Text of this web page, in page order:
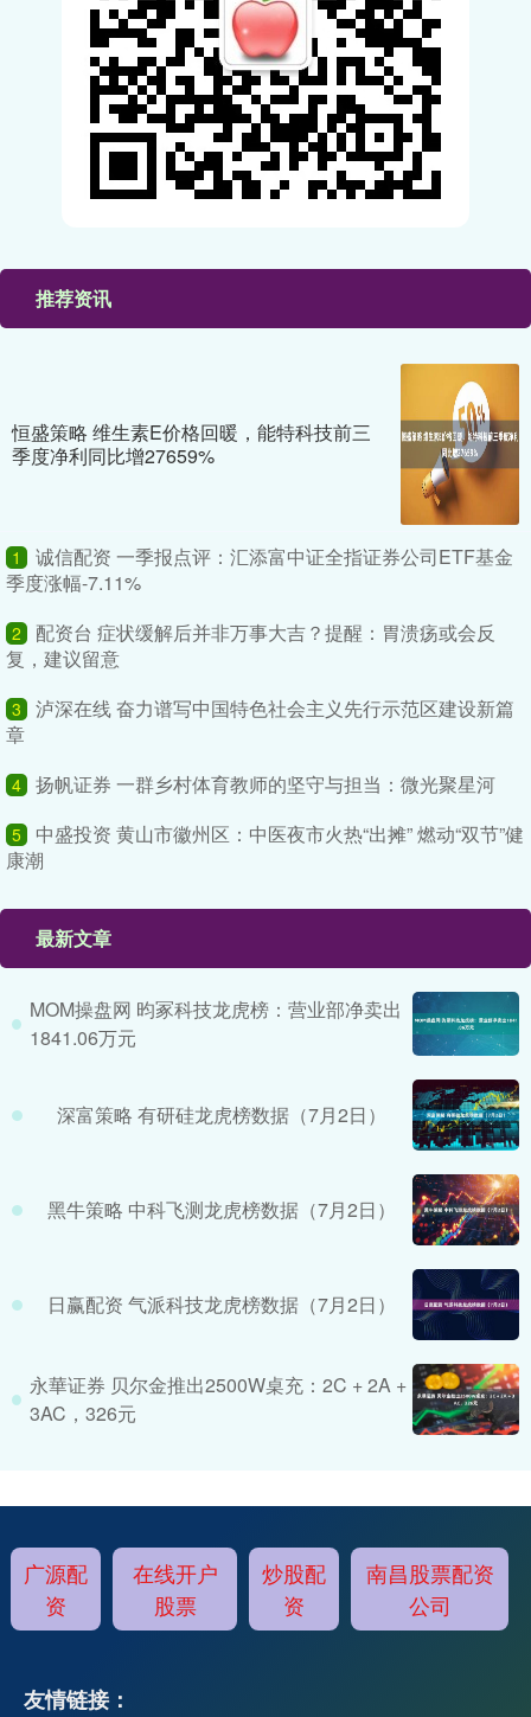
推荐资讯
恒盛策略 维生素E价格回暖，能特科技前三
季度净利同比增27659%
1
诚信配资 一季报点评：汇添富中证全指证券公司ETF基金
季度涨幅-7.11%
2
配资台 症状缓解后并非万事大吉？提醒：胃溃疡或会反
复，建议留意
3
泸深在线 奋力谱写中国特色社会主义先行示范区建设新篇
章
4 扬帆证券 一群乡村体育教师的坚守与担当：微光聚星河
5
中盛投资 黄山市徽州区：中医夜市火热“出摊” 燃动“双节”健
康潮
最新文章
MOM操盘网 昀冢科技龙虎榜：营业部净卖出
1841.06万元
深富策略 有研硅龙虎榜数据（7月2日）
黑牛策略 中科飞测龙虎榜数据（7月2日）
日赢配资 气派科技龙虎榜数据（7月2日）
永華证券 贝尔金推出2500W桌充：2C + 2A +
3AC，326元
广源配
资
在线开户
股票
炒股配
资
南昌股票配资
公司
友情链接：